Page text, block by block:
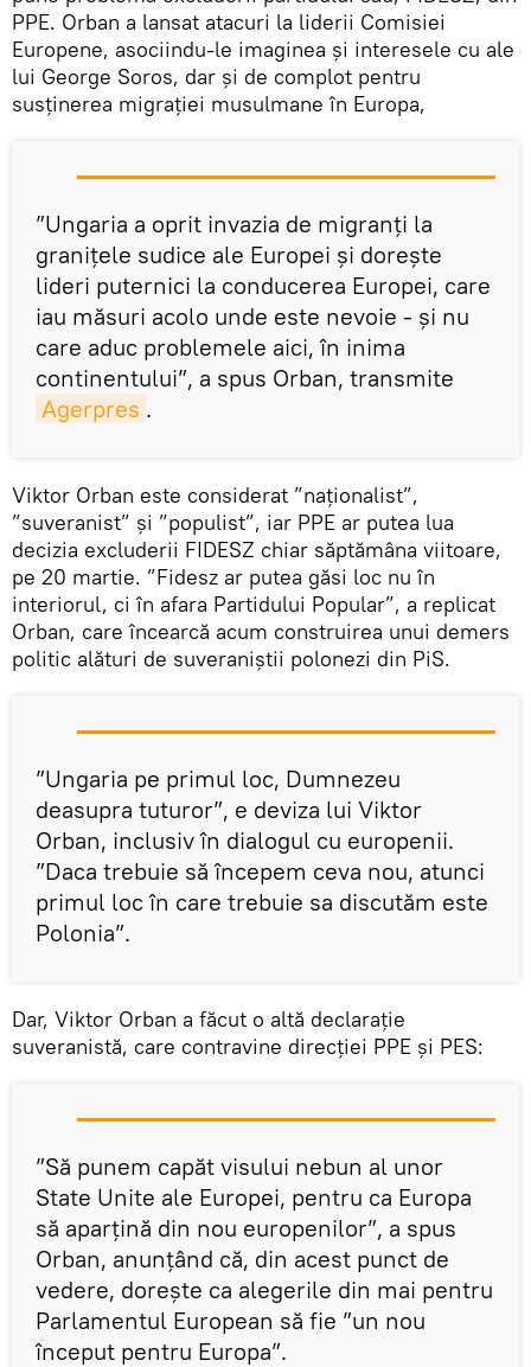
PPE. Orban a lansat atacuri la liderii Comisiei
Europene, asociindu-le imaginea și interesele cu ale
lui George Soros, dar și de complot pentru
susținerea migrației musulmane în Europa,
”Ungaria a oprit invazia de migranţi la
graniţele sudice ale Europei şi doreşte
lideri puternici la conducerea Europei, care
iau măsuri acolo unde este nevoie - şi nu
care aduc problemele aici, în inima
continentului”, a spus Orban, transmite
Agerpres .
Viktor Orban este considerat ”naționalist”,
”suveranist” și ”populist”, iar PPE ar putea lua
decizia excluderii FIDESZ chiar săptămâna viitoare,
pe 20 martie. ”Fidesz ar putea găsi loc nu în
interiorul, ci în afara Partidului Popular”, a replicat
Orban, care încearcă acum construirea unui demers
politic alături de suveraniștii polonezi din PiS.
”Ungaria pe primul loc, Dumnezeu
deasupra tuturor”, e deviza lui Viktor
Orban, inclusiv în dialogul cu europenii.
”Daca trebuie să începem ceva nou, atunci
primul loc în care trebuie sa discutăm este
Polonia”.
Dar, Viktor Orban a făcut o altă declarație
suveranistă, care contravine direcției PPE și PES:
”Să punem capăt visului nebun al unor
State Unite ale Europei, pentru ca Europa
să aparţină din nou europenilor”, a spus
Orban, anunțând că, din acest punct de
vedere, dorește ca alegerile din mai pentru
Parlamentul European să fie ”un nou
început pentru Europa”.